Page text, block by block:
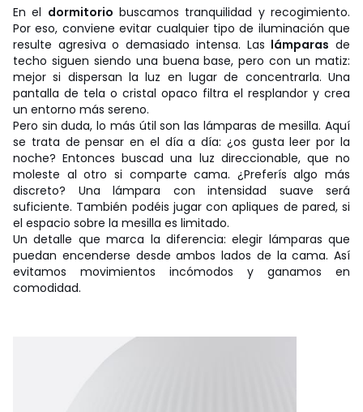
En el dormitorio buscamos tranquilidad y recogimiento.
Por eso, conviene evitar cualquier tipo de iluminación que
resulte agresiva o demasiado intensa. Las lámparas de
techo siguen siendo una buena base, pero con un matiz:
mejor si dispersan la luz en lugar de concentrarla. Una
pantalla de tela o cristal opaco filtra el resplandor y crea
un entorno más sereno.
Pero sin duda, lo más útil son las lámparas de mesilla. Aquí
se trata de pensar en el día a día: ¿os gusta leer por la
noche? Entonces buscad una luz direccionable, que no
moleste al otro si comparte cama. ¿Preferís algo más
discreto? Una lámpara con intensidad suave será
suficiente. También podéis jugar con apliques de pared, si
el espacio sobre la mesilla es limitado.
Un detalle que marca la diferencia: elegir lámparas que
puedan encenderse desde ambos lados de la cama. Así
evitamos movimientos incómodos y ganamos en
comodidad.